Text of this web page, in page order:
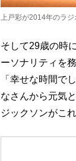
上戸彩が2014年のラ
そして29歳の時
ーソナリティを
「幸せな時間で
なさんから元気
ジックソンがこ